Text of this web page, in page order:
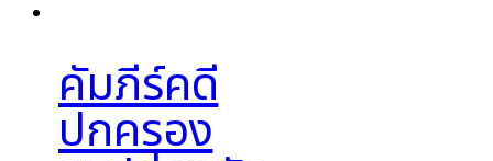
คัมภีร์คดี
ปกครอง